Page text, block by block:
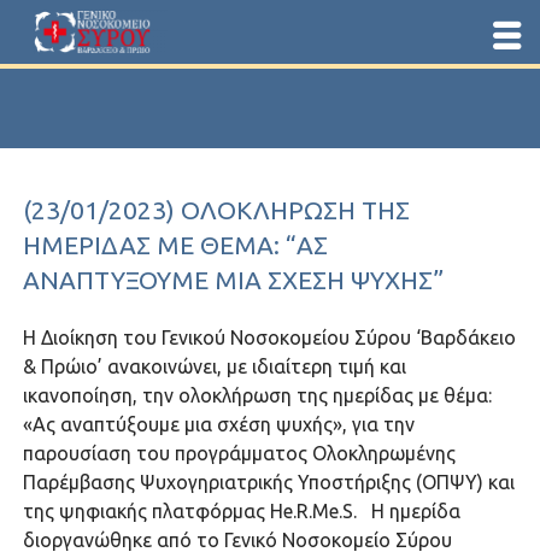
(23/01/2023) ΟΛΟΚΛΉΡΩΣΗ ΤΗΣ
ΗΜΕΡΊΔΑΣ ΜΕ ΘΈΜΑ: “ΑΣ
ΑΝΑΠΤΎΞΟΥΜΕ ΜΙΑ ΣΧΈΣΗ ΨΥΧΉΣ”
Η Διοίκηση του Γενικού Νοσοκομείου Σύρου ‘Βαρδάκειο
& Πρώιο’ ανακοινώνει, με ιδιαίτερη τιμή και
ικανοποίηση, την ολοκλήρωση της ημερίδας με θέμα:
«Ας αναπτύξουμε μια σχέση ψυχής», για την
παρουσίαση του προγράμματος Ολοκληρωμένης
Παρέμβασης Ψυχογηριατρικής Υποστήριξης (ΟΠΨΥ) και
της ψηφιακής πλατφόρμας He.R.Me.S. Η ημερίδα
διοργανώθηκε από το Γενικό Νοσοκομείο Σύρου